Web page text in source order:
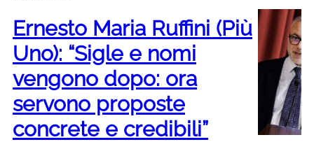
Ernesto Maria Ruffini (Più
Uno): “Sigle e nomi
vengono dopo: ora
servono proposte
concrete e credibili”